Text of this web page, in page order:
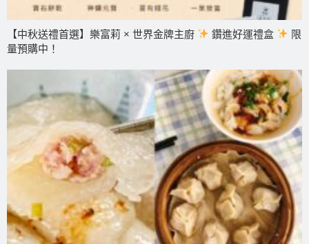
【中秋送禮首選】樂富莉 × 世界金牌主廚 鑽進好運禮盒
限
量預購中！